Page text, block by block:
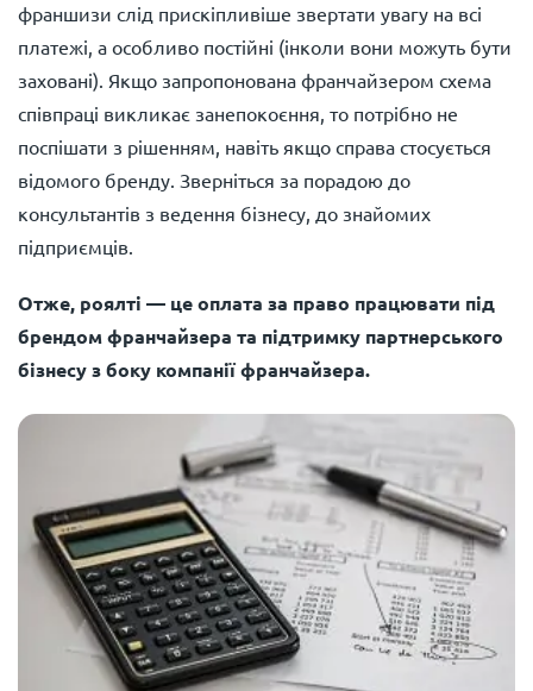
франшизи слід прискіпливіше звертати увагу на всі
платежі, а особливо постійні (інколи вони можуть бути
заховані). Якщо запропонована франчайзером схема
співпраці викликає занепокоєння, то потрібно не
поспішати з рішенням, навіть якщо справа стосується
відомого бренду. Зверніться за порадою до
консультантів з ведення бізнесу, до знайомих
підприємців.
Отже, роялті — це оплата за право працювати під
брендом франчайзера та підтримку партнерського
бізнесу з боку компанії франчайзера.